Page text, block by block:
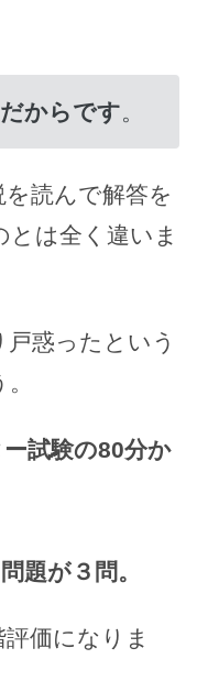
からです。
読んで解答を
は全く違いま
惑ったという
試験の80分か
題が３問。
価になりま